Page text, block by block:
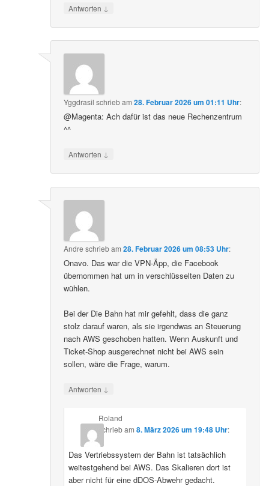
Antworten ↓
Yggdrasil schriebam28. Februar 2026 um 01:11 Uhr:
@Magenta: Ach dafür ist das neue Rechenzentrum
^^
Antworten ↓
Andre schriebam28. Februar 2026 um 08:53 Uhr:
Onavo. Das war die VPN-Äpp, die Facebook
übernommen hat um in verschlüsselten Daten zu
wühlen.
Bei der Die Bahn hat mir gefehlt, dass die ganz
stolz darauf waren, als sie irgendwas an Steuerung
nach AWS geschoben hatten. Wenn Auskunft und
Ticket-Shop ausgerechnet nicht bei AWS sein
sollen, wäre die Frage, warum.
Antworten ↓
Roland
schriebam 8. März 2026 um 19:48 Uhr:
Das Vertriebssystem der Bahn ist tatsächlich
weitestgehend bei AWS. Das Skalieren dort ist
aber nicht für eine dDOS-Abwehr gedacht.